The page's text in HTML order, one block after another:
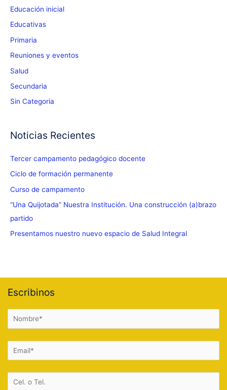
Educación inicial
Educativas
Primaria
Reuniones y eventos
Salud
Secundaria
Sin Categoria
Noticias Recientes
Tercer campamento pedagógico docente
Ciclo de formación permanente
Curso de campamento
“Una Quijotada” Nuestra Institución. Una construcción (a)brazo
partido
Presentamos nuestro nuevo espacio de Salud Integral
Escribinos